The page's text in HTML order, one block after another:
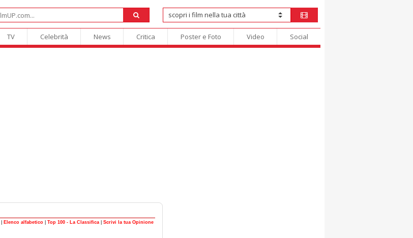
TV Celebrità News Critica Poster e Foto Video Social
Elenco alfabetico Top 100 - La Classifica Scrivi la tua Opinione